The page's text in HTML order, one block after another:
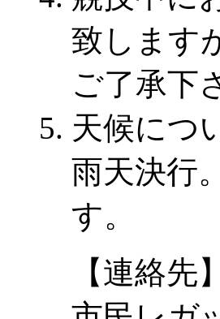
致します
ご了承下
天候につ
雨天決行
す。
【連絡先】